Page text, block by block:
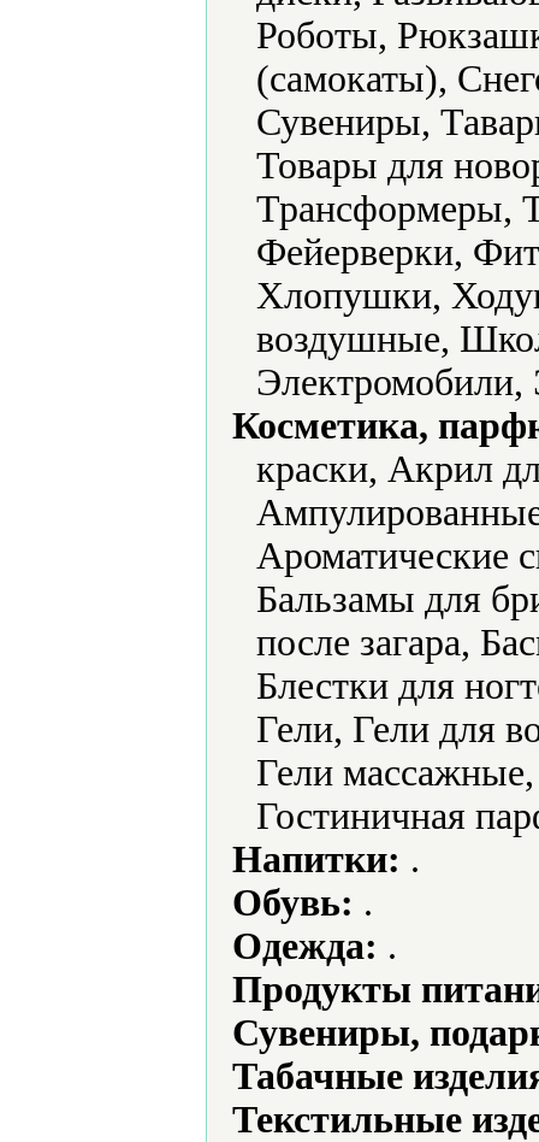
Роботы,
(самокаты),
Сувениры,
Товары для
Трансформеры,
Фейерверки,
Хлопушки,
воздушные,
Электромобили,
Косметика,
краски, Акрил
Ароматические
Бальзамы для
после загара,
Блестки для
Гели, Гели для
Гели
Гостиничная
Напитки: .
Обувь: .
Одежда: .
Продукты
Сувениры,
Табачные
Текстильные